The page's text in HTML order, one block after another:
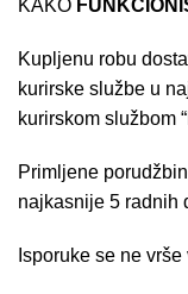
KAKO
Kupljenu robu
kurirske službe u
kurirskom službom
Primljene
najkasnije 5 radnih
Isporuke se ne